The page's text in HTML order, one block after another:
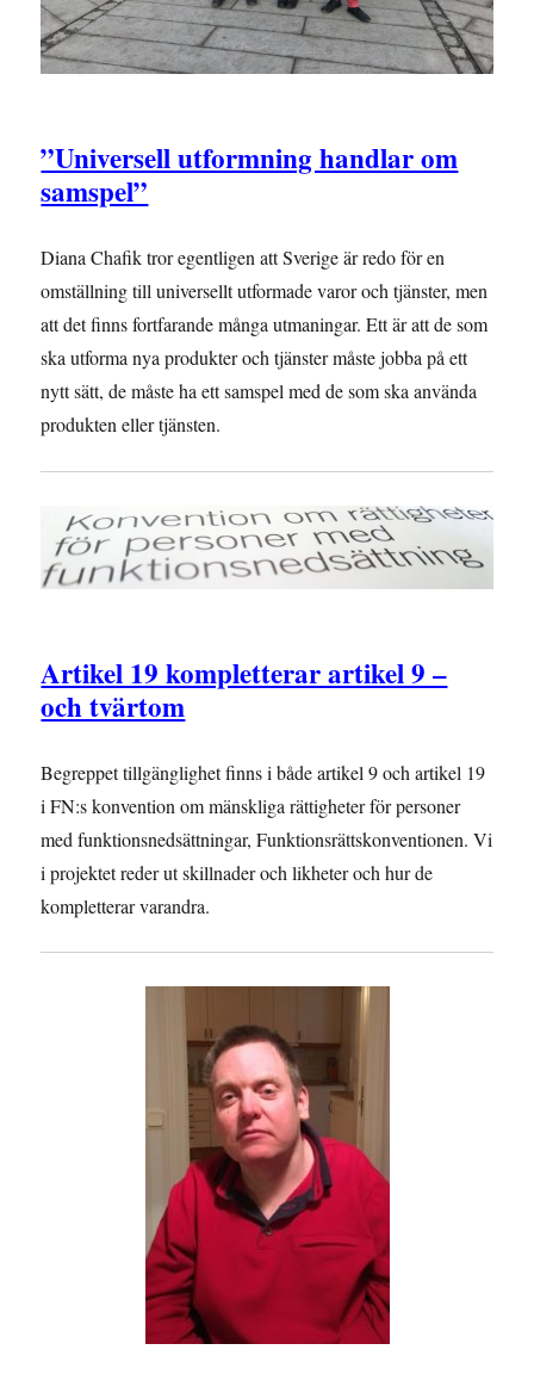
”Universell utformning handlar om
samspel”
Diana Chafik tror egentligen att Sverige är redo för en
omställning till universellt utformade varor och tjänster, men
att det finns fortfarande många utmaningar. Ett är att de som
ska utforma nya produkter och tjänster måste jobba på ett
nytt sätt, de måste ha ett samspel med de som ska använda
produkten eller tjänsten.
Artikel 19 kompletterar artikel 9 –
och tvärtom
Begreppet tillgänglighet finns i både artikel 9 och artikel 19
i FN:s konvention om mänskliga rättigheter för personer
med funktionsnedsättningar, Funktionsrättskonventionen. Vi
i projektet reder ut skillnader och likheter och hur de
kompletterar varandra.